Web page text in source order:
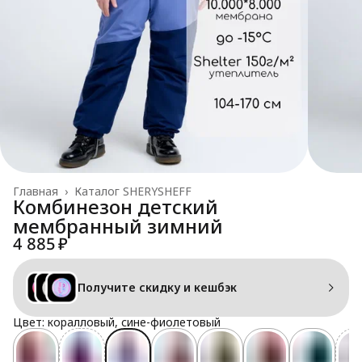
Каталог SHERYSHEFF
Главная ›
Комбинезон детский
мембранный зимний
4 885 ₽
Получите скидку и кешбэк
Цвет: коралловый, сине-фиолетовый